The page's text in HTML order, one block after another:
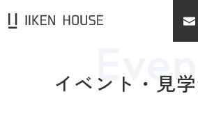
イベント・見